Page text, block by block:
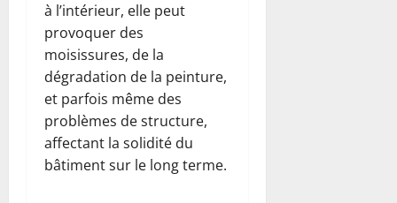
à l’intérieur, elle peut
provoquer des
moisissures, de la
dégradation de la peinture,
et parfois même des
problèmes de structure,
affectant la solidité du
bâtiment sur le long terme.